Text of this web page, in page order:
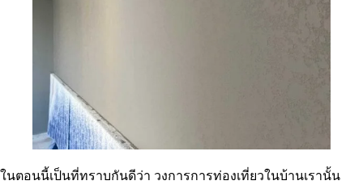
ในตอนนี้เป็นที่ทราบกันดีว่า วงการการท่องเที่ยวในบ้านเรานั้น